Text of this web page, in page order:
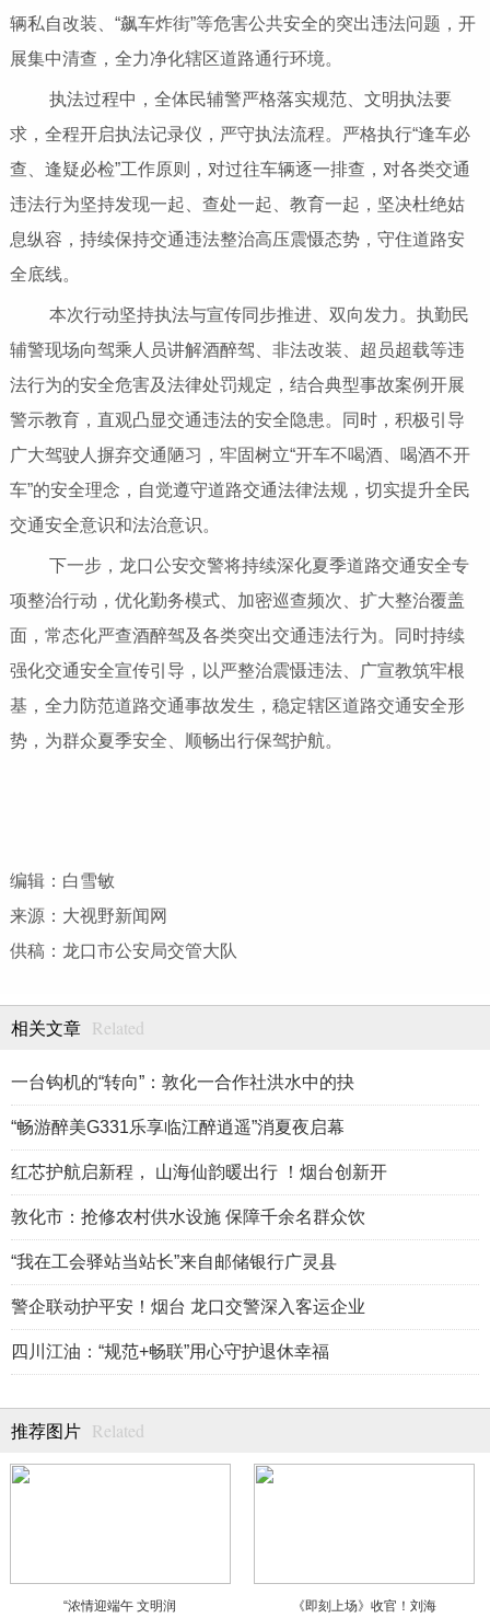
辆私自改装、“飙车炸街”等危害公共安全的突出违法问题，开
展集中清查，全力净化辖区道路通行环境。
执法过程中，全体民辅警严格落实规范、文明执法要
求，全程开启执法记录仪，严守执法流程。严格执行“逢车必
查、逢疑必检”工作原则，对过往车辆逐一排查，对各类交通
违法行为坚持发现一起、查处一起、教育一起，坚决杜绝姑
息纵容，持续保持交通违法整治高压震慑态势，守住道路安
全底线。
本次行动坚持执法与宣传同步推进、双向发力。执勤民
辅警现场向驾乘人员讲解酒醉驾、非法改装、超员超载等违
法行为的安全危害及法律处罚规定，结合典型事故案例开展
警示教育，直观凸显交通违法的安全隐患。同时，积极引导
广大驾驶人摒弃交通陋习，牢固树立“开车不喝酒、喝酒不开
车”的安全理念，自觉遵守道路交通法律法规，切实提升全民
交通安全意识和法治意识。
下一步，龙口公安交警将持续深化夏季道路交通安全专
项整治行动，优化勤务模式、加密巡查频次、扩大整治覆盖
面，常态化严查酒醉驾及各类突出交通违法行为。同时持续
强化交通安全宣传引导，以严整治震慑违法、广宣教筑牢根
基，全力防范道路交通事故发生，稳定辖区道路交通安全形
势，为群众夏季安全、顺畅出行保驾护航。
编辑：白雪敏
来源：大视野新闻网
供稿：龙口市公安局交管大队
相关文章 Related
一台钩机的“转向”：敦化一合作社洪水中的抉
“畅游醉美G331乐享临江醉逍遥”消夏夜启幕
红芯护航启新程， 山海仙韵暖出行 ！烟台创新开
敦化市：抢修农村供水设施 保障千余名群众饮
“我在工会驿站当站长”来自邮储银行广灵县
警企联动护平安！烟台 龙口交警深入客运企业
四川江油：“规范+畅联”用心守护退休幸福
推荐图片 Related
“浓情迎端午 文明润 《即刻上场》收官！刘海